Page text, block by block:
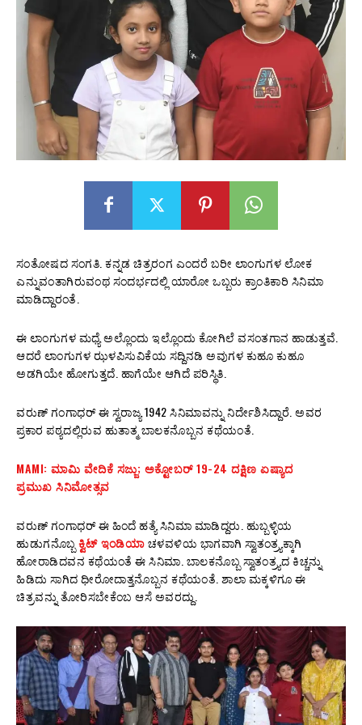
ಸಂತೋಷದ ಸಂಗತಿ. ಕನ್ನಡ ಚಿತ್ರರಂಗ ಎಂದರೆ ಬರೀ ಲಾಂಗುಗಳ ಲೋಕ
ಎನ್ನುವಂತಾಗಿರುವಂಥ ಸಂದರ್ಭದಲ್ಲಿ ಯಾರೋ ಒಬ್ಬರು ಕ್ರಾಂತಿಕಾರಿ ಸಿನಿಮಾ
ಮಾಡಿದ್ದಾರಂತೆ.
ಈ ಲಾಂಗುಗಳ ಮಧ್ಯೆ ಅಲ್ಲೊಂದು ಇಲ್ಲೊಂದು ಕೋಗಿಲೆ ವಸಂತಗಾನ ಹಾಡುತ್ತವೆ.
ಆದರೆ ಲಾಂಗುಗಳ ಝಳಪಿಸುವಿಕೆಯ ಸದ್ದಿನಡಿ ಅವುಗಳ ಕುಹೂ ಕುಹೂ
ಅಡಗಿಯೇ ಹೋಗುತ್ತದೆ. ಹಾಗೆಯೇ ಆಗಿದೆ ಪರಿಸ್ಥಿತಿ.
ವರುಣ್‌ ಗಂಗಾಧರ್‌ ಈ ಸ್ವರಾಜ್ಯ 1942 ಸಿನಿಮಾವನ್ನು ನಿರ್ದೇಶಿಸಿದ್ದಾರೆ. ಅವರ
ಪ್ರಕಾರ ಪಠ್ಯದಲ್ಲಿರುವ ಹುತಾತ್ಮ ಬಾಲಕನೊಬ್ಬನ ಕಥೆಯಂತೆ.
MAMI: ಮಾಮಿ ವೇದಿಕೆ ಸಜ್ಜು; ಅಕ್ಟೋಬರ್‌ 19-24 ದಕ್ಷಿಣ ಏಷ್ಯಾದ
ಪ್ರಮುಖ ಸಿನಿಮೋತ್ಸವ
ವರುಣ್‌ ಗಂಗಾಧರ್‌ ಈ ಹಿಂದೆ ಹತ್ಯೆ ಸಿನಿಮಾ ಮಾಡಿದ್ದರು. ಹುಬ್ಬಳ್ಳಿಯ
ಹುಡುಗನೊಬ್ಬ ಕ್ವಿಟ್‌ ಇಂಡಿಯಾಚಳವಳಿಯ ಭಾಗವಾಗಿ ಸ್ವಾತಂತ್ರ್ಯಕ್ಕಾಗಿ
ಹೋರಾಡಿದವನ ಕಥೆಯಂತೆ ಈ ಸಿನಿಮಾ. ಬಾಲಕನೊಬ್ಬ ಸ್ವಾತಂತ್ರ್ಯದ ಕಿಚ್ಚನ್ನು
ಹಿಡಿದು ಸಾಗಿದ ಧೀರೋದಾತ್ತನೊಬ್ಬನ ಕಥೆಯಂತೆ. ಶಾಲಾ ಮಕ್ಕಳಿಗೂ ಈ
ಚಿತ್ರವನ್ನು ತೋರಿಸಬೇಕೆಂಬ ಆಸೆ ಅವರದ್ದು.